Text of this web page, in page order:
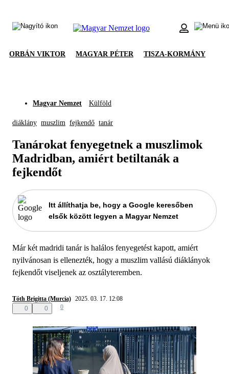
ORBÁN VIKTOR MAGYAR PÉTER TISZA-KORMÁNY
Magyar Nemzet Külföld
diáklány muszlim fejkendő tanár
Tanárokat fenyegetnek a muszlimok
Madridban, amiért betiltanák a
fejkendőt
Itt állíthatja be, hogy a Google keresőben
elsők között legyen a Magyar Nemzet
Már két madridi tanár is halálos fenyegetést kapott, amiért
nyilvánosan is ellenezték, hogy a muszlim vallású diáklányok
fejkendőt viseljenek az osztályteremben.
Tóth Brigitta (Murcia) 2025. 03. 17. 12:08
0
0 0